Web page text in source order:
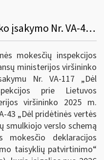
Dėl VMI prie FM viršininko įsakymo Nr. VA-43 pakeitimo
mokesčių inspekcijos
ministerijos viršininko
Nr. VA-117 „Dėl
prie Lietuvos
viršininko 2025 m.
43 „Dėl pridėtinės vertės
smulkiojo verslo schemą
mokesčio deklaracijos
taisyklių patvirtinimo“